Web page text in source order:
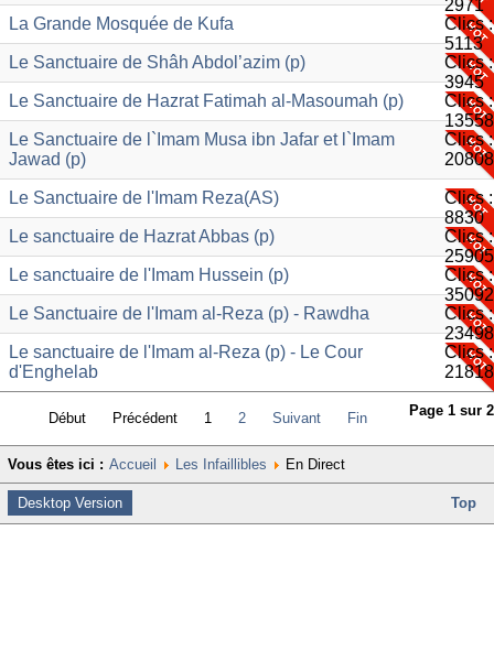
2971
La Grande Mosquée de Kufa
Clics :
5113
Le Sanctuaire de Shâh Abdol’azim (p)
Clics :
3945
Le Sanctuaire de Hazrat Fatimah al-Masoumah (p)
Clics :
13558
Le Sanctuaire de l`Imam Musa ibn Jafar et l`Imam
Jawad (p)
Clics :
20808
Le Sanctuaire de l'Imam Reza(AS)
Clics :
8830
Le sanctuaire de Hazrat Abbas (p)
Clics :
25905
Le sanctuaire de l'Imam Hussein (p)
Clics :
35092
Le Sanctuaire de l'Imam al-Reza (p) - Rawdha
Clics :
23498
Le sanctuaire de l'Imam al-Reza (p) - Le Cour
d'Enghelab
Clics :
21818
Page 1 sur 2
Début Précédent 1 2 Suivant Fin
Vous êtes ici : Accueil Les Infaillibles En Direct
Desktop Version Top